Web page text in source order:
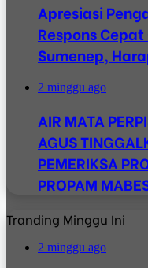
Apresiasi
Respons
Sumenep,
2 minggu ago
AIR MATA
AGUS
PEMERIKSA
PROPAM
Tranding Minggu Ini
2 minggu ago